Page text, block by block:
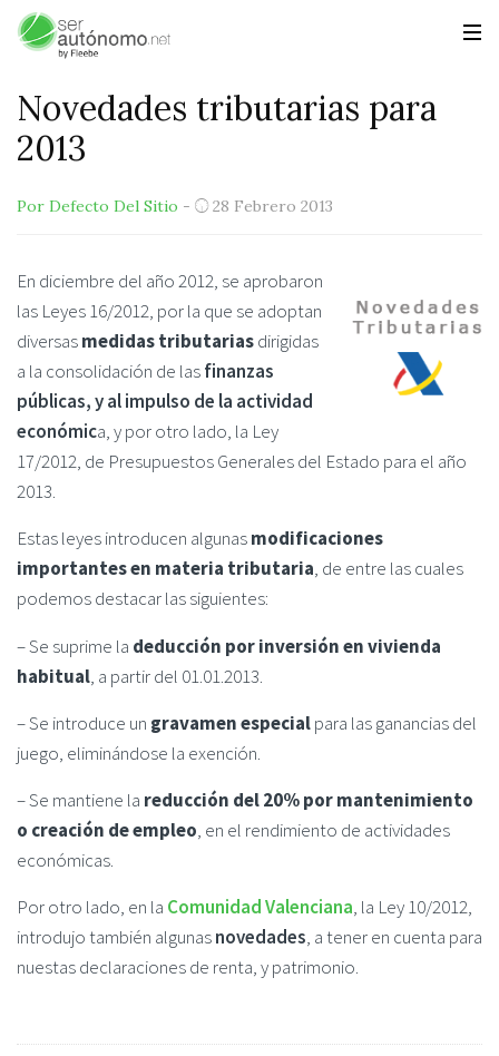
Novedades tributarias para
2013
Por Defecto Del Sitio - 28 Febrero 2013
En diciembre del año 2012, se aprobaron
las Leyes 16/2012, por la que se adoptan
diversasmedidas tributariasdirigidas
a la consolidación de lasfinanzas
públicas, y al impulso de la actividad
económica, y por otro lado, la Ley
17/2012, de Presupuestos Generales del Estado para el año
2013.
Estas leyes introducen algunasmodificaciones
importantes en materia tributaria, de entre las cuales
podemos destacar las siguientes:
– Se suprime la deducción por inversión en vivienda
habitual, a partir del 01.01.2013.
– Se introduce un gravamen especialpara las ganancias del
juego, eliminándose la exención.
– Se mantiene la reducción del 20% por mantenimiento
o creación de empleo, en el rendimiento de actividades
económicas.
Por otro lado, en la Comunidad Valenciana, la Ley 10/2012,
introdujo también algunasnovedades, a tener en cuenta para
nuestas declaraciones de renta, y patrimonio.